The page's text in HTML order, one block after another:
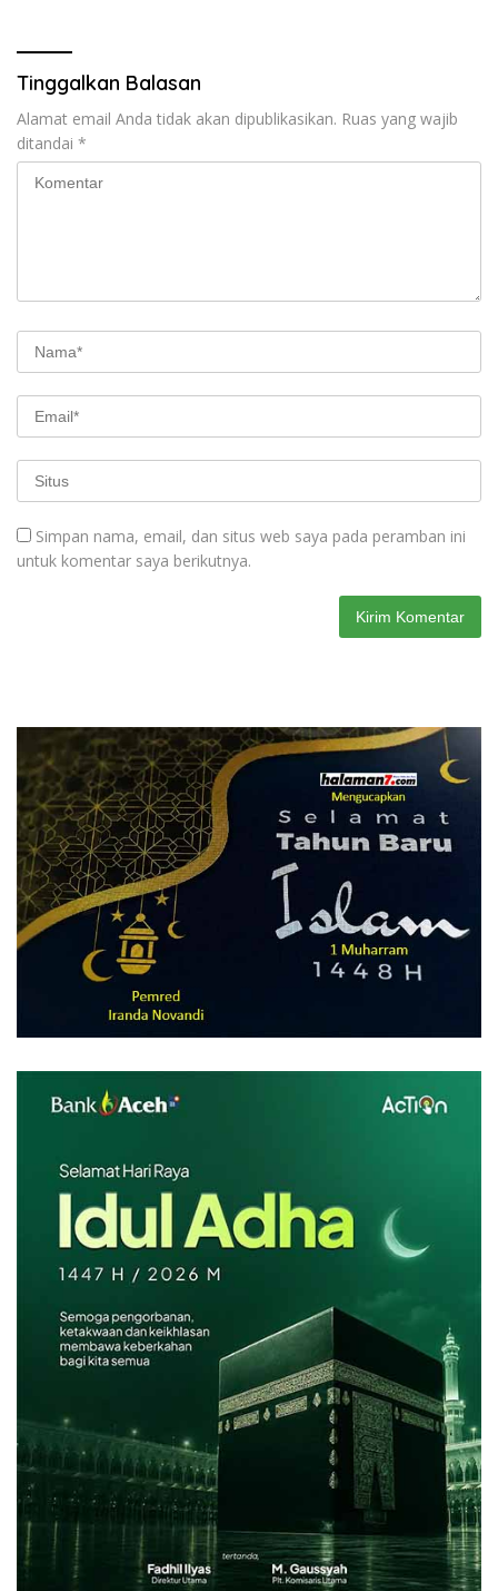
Tinggalkan Balasan
Alamat email Anda tidak akan dipublikasikan. Ruas yang wajib
ditandai *
Simpan nama, email, dan situs web saya pada peramban ini
untuk komentar saya berikutnya.